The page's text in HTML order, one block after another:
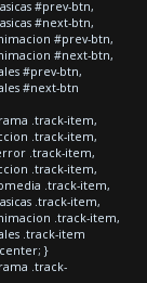
#prev-btn,
#next-btn,
#prev-btn,
#next-btn,
#prev-btn,
#next-btn
.track-item,
.track-item,
.track-item,
.track-item,
.track-item,
.track-item,
.track-item,
.track-item
}
.track-